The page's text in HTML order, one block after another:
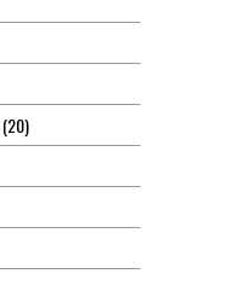
(20)